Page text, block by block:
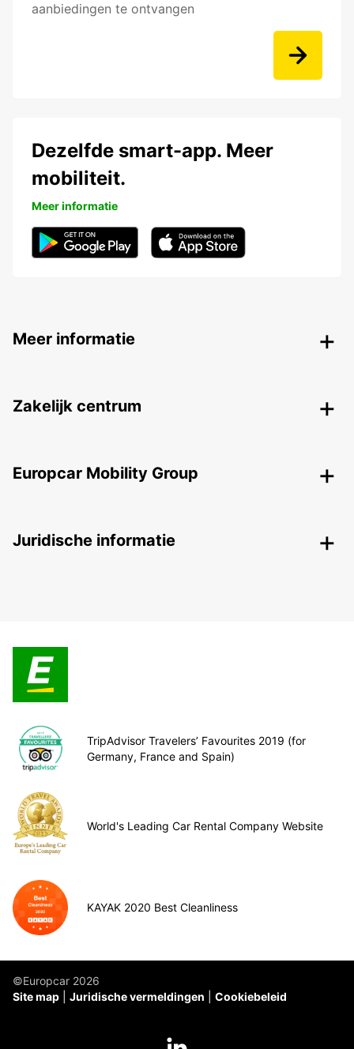
aanbiedingen te ontvangen
Dezelfde smart-app. Meer
mobiliteit.
Meer informatie
Meer informatie
Zakelijk centrum
Europcar Mobility Group
Juridische informatie
TripAdvisor Travelers’ Favourites 2019 (for
Germany, France and Spain)
World's Leading Car Rental Company Website
KAYAK 2020 Best Cleanliness
©Europcar 2026
Site map
Juridische vermeldingen Cookiebeleid